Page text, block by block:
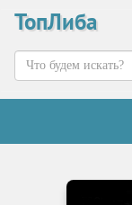
ТопЛиба